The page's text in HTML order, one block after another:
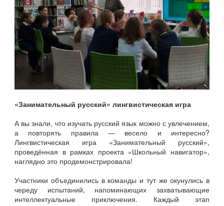
«Занимательный русский» лингвистическая игра
А вы знали, что изучать русский язык можно с увлечением,
а повторять правила — весело и интересно?
Лингвистическая игра «Занимательный русский»,
проведённая в рамках проекта «Школьный навигатор»,
наглядно это продемонстрировала!
Участники объединились в команды и тут же окунулись в
череду испытаний, напоминающих захватывающие
интеллектуальные приключения. Каждый этап